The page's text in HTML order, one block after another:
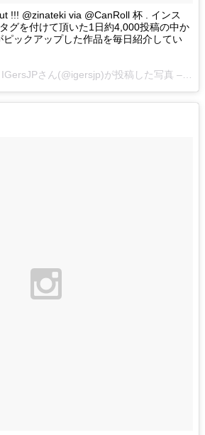
!!! @zinateki via @CanRoll 杯 . インス
グを付けて頂いた1日約4,000投稿の中か
ピックアップした作品を毎日紹介してい